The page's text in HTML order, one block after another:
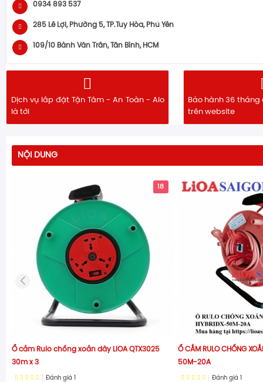
0934 893 537
285 Lê Lợi, Phường 5, TP.Tuy Hòa, Phú Yên
109/10 Bành Văn Trân, Tân Bình, HCM
Dịch vụ lắp đặt Tận Tâm - An Toàn - Alo
là tới
Bảo hành 36
trên website
NỘI DUNG
18
Ổ cắm Rulo chống xoắn dây LiOA QTX3025
30m x 3
Đánh giá
Ổ CẮM RULO CHỐNG
50M-20A
Đánh giá